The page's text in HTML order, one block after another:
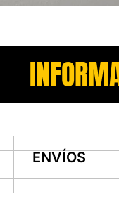
ENVÍOS